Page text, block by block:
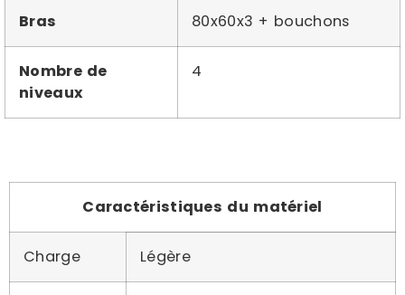
Bras 80x60x3 + bouchons
Nombre de
niveaux
4
Caractéristiques du matériel
Charge Légère